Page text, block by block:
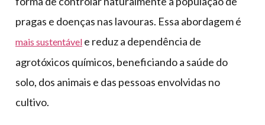
pragas e doenças nas lavouras. Essa abordagem é
mais sustentável e reduz a dependência de
agrotóxicos químicos, beneficiando a saúde do
solo, dos animais e das pessoas envolvidas no
cultivo.